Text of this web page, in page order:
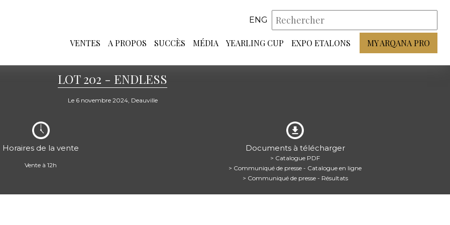
ENG
VENTES A PROPOS SUCCÈS MÉDIA YEARLING CUP EXPO ETALONS MY ARQANA PRO
LOT 202 - ENDLESS
Le 6 novembre 2024, Deauville
Horaires de la vente
Vente à 12h
Documents à télécharger
> Catalogue PDF
> Communiqué de presse - Catalogue en ligne
> Communiqué de presse - Résultats